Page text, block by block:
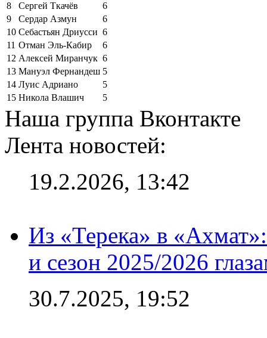
8
Сергей Ткачёв
6
9
Сердар Азмун
6
10 Себастьян Дриусси 6
11 Отман Эль-Кабир
6
12 Алексей Миранчук 6
13 Мануэл Фернандеш 5
14 Луис Адриано
5
15 Никола Влашич 5
Наша группа Вконтакте
Лента новостей:
19.2.2026, 13:42
Из «Терека» в
и сезон 2025/2026
30.7.2025, 19:52